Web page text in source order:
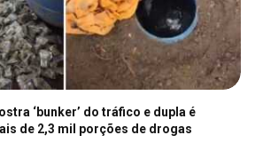
‘bunker’ do tráfico e dupla é
de 2,3 mil porções de drogas